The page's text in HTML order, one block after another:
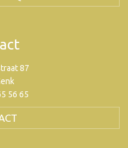
87
56 65